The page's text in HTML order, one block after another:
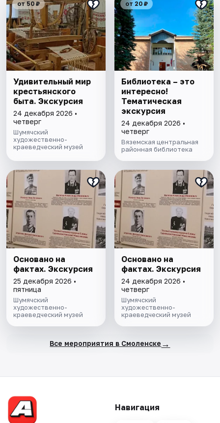
от 50 ₽
Удивительный мир
крестьянского
быта. Экскурсия
24 декабря 2026 •
четверг
Шумячский
художественно-
краеведческий музей
от 20 ₽
Библиотека – это
интересно!
Тематическая
экскурсия
24 декабря 2026 •
четверг
Вяземская центральная
районная библиотека
Основано на
фактах. Экскурсия
25 декабря 2026 •
пятница
Шумячский
художественно-
краеведческий музей
Основано на
фактах. Экскурсия
24 декабря 2026 •
четверг
Шумячский
художественно-
краеведческий музей
Все мероприятия в Смоленске →
Навигация